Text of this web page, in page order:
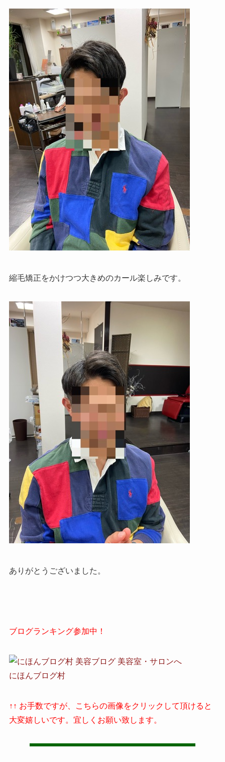
縮毛矯正をかけつつ大きめのカール楽しみです。
ありがとうございました。
ブログランキング参加中！
にほんブログ村
↑↑ お手数ですが、こちらの画像をクリックして頂けると
大変嬉しいです。宜しくお願い致します。